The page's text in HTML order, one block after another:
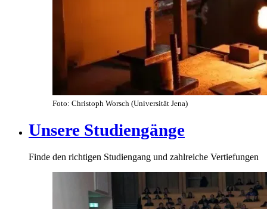
Foto: Christoph Worsch (Universität Jena)
Unsere Studiengänge
Finde den richtigen Studiengang und zahlreiche Vertiefungen